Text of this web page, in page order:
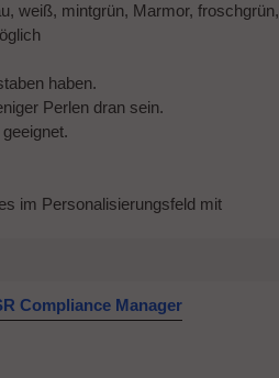
weiß, mintgrün, Marmor, froschgrün,
haben.
Perlen dran sein.
im Personalisierungsfeld mit
Compliance Manager